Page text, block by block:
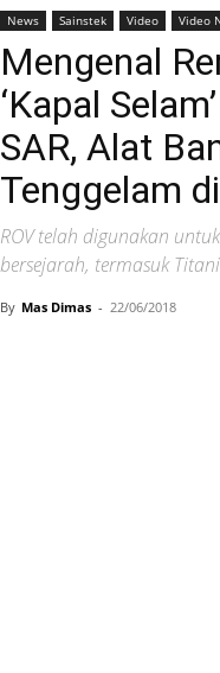
News Sainstek Video Video
Mengenal
‘Kapal
SAR, Alat
Tenggelam
ROV telah digunakan
bersejarah, termasuk
By Mas Dimas - 22/06/2018